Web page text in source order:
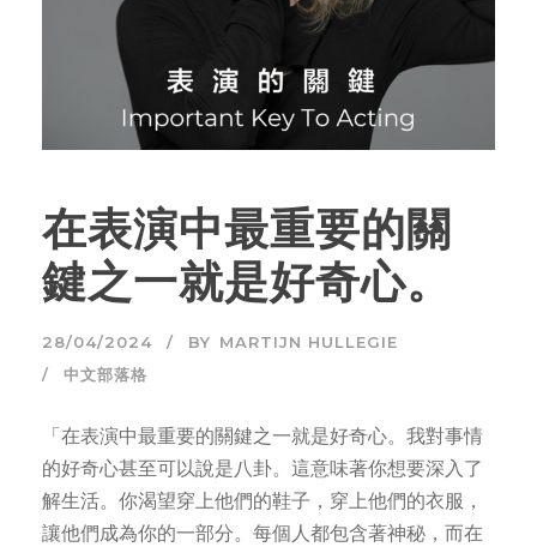
在表演中最重要的關
鍵之一就是好奇心。
28/04/2024 BY MARTIJN HULLEGIE
中文部落格
「在表演中最重要的關鍵之一就是好奇心。我對事情
的好奇心甚至可以說是八卦。這意味著你想要深入了
解生活。你渴望穿上他們的鞋子，穿上他們的衣服，
讓他們成為你的一部分。每個人都包含著神秘，而在